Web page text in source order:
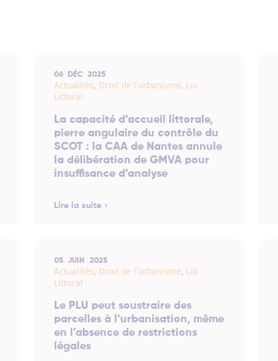
06 DÉC 2025
Actualités, Droit de l'urbanisme, Loi
Littoral
La capacité d’accueil littorale,
pierre angulaire du contrôle du
SCOT : la CAA de Nantes annule
la délibération de GMVA pour
insuffisance d’analyse
Lire la suite
05 JUIN 2025
Actualités, Droit de l'urbanisme, Loi
Littoral
Le PLU peut soustraire des
parcelles à l’urbanisation, même
en l’absence de restrictions
légales